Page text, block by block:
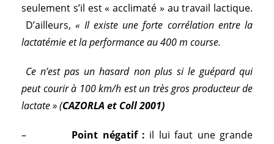
seulement s’il est « acclimaté » au travail lactique.
D’ailleurs,« Il existe une forte corrélation entre la
lactatémie et la performance au 400 m course.
Ce n’est pas un hasard non plus si le guépard qui
peut courir à 100 km/h est un très gros producteur de
lactate » (CAZORLA et Coll 2001)
– Point négatif : il lui faut une grande